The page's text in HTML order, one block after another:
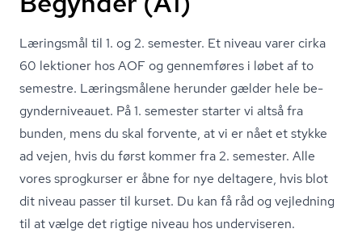
Læringsmål til 1. og 2. semester. Et niveau varer cirka
60 lektioner hos AOF og gennemføres i løbet af to
semestre. Læringsmålene herunder gælder hele be­
gyn­der­ni­veau­et. På 1. semester starter vi altså fra
bunden, mens du skal forvente, at vi er nået et stykke
ad vejen, hvis du først kommer fra 2. semester. Alle
vores sprogkurser er åbne for nye deltagere, hvis blot
dit niveau passer til kurset. Du kan få råd og vejledning
til at vælge det rigtige niveau hos underviseren.